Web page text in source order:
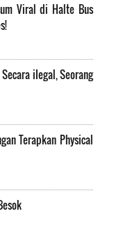
Viral di Halte Bus
iIegal, Seorang
Terapkan Physical